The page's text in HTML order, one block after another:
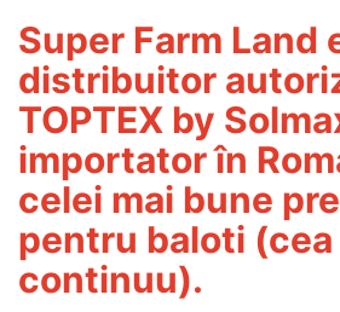
Super Farm Land
distribuitor
TOPTEX by
importator în
celei mai bune
pentru baloti
continuu).